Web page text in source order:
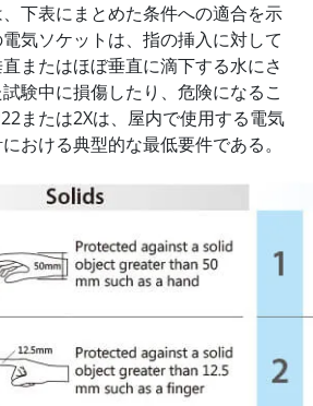
下表にまとめた条件への適合を示
気ソケットは、指の挿入に対して
またはほぼ垂直に滴下する水にさ
験中に損傷したり、危険になるこ
または2Xは、屋内で使用する電気
おける典型的な最低要件である。